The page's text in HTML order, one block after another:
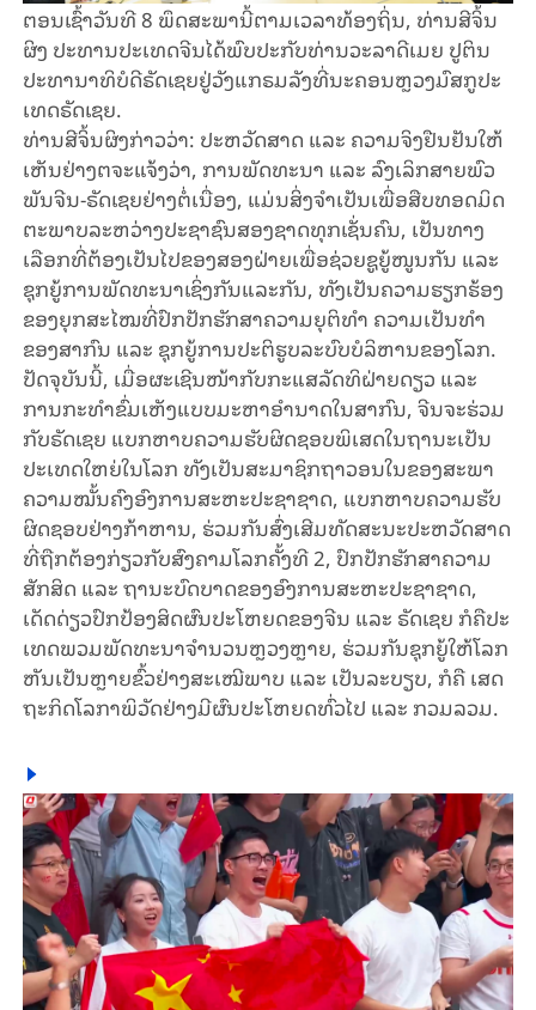
ຕອນ​ເຊົ້າ​ວັນ​ທີ 8 ພຶດ​ສະ​ພາ​ນີ້​ຕາມ​ເວ​ລາ​ທ້ອງ​ຖິ່ນ, ທ່ານ​ສີ​ຈິ້ນ​
ຜິງ ປະ​ທານ​ປະ​ເທດ​ຈີນ​ໄດ້​ພົບ​ປະ​ກັບ​ທ່ານ​ວະ​ລາ​ດີ​ເມຍ ປູ​ຕິນ
ປະ​ທາ​ນາ​ທິ​ບໍ​ດີ​ຣັດ​ເຊຍ​ຢູ່​ວັງ​ແກ​ຣມ​ລັງ​ທີ່ນະ​ຄອນຫຼວງ​ມົ​ສ​ກູ​ປະ​
ເທດ​ຣັດ​ເຊຍ.
ທ່ານ​ສີ​ຈິ້ນ​ຜິງ​ກ່າວ​ວ່າ: ປະ​ຫວັດ​ສາດ ແລະ ຄວາມ​ຈິງ​ຢືນ​ຢັນ​ໃຫ້​
ເຫັນ​ຢ່າງ​​ຕ​ຈະ​ແຈ້ງວ່າ, ການ​ພັດ​ທະ​ນາ ແລະ ລົງ​ເລິກ​ສາ​ຍ​ພົວ​
ພັນ​ຈີນ-ຣັດ​ເຊຍ​ຢ່າງ​ຕໍ່​ເນື່ອງ, ແມ່ນ​ສິ່ງ​ຈຳ​ເປັນ​ເພື່ອ​ສືບ​ທອດ​ມິດ​
ຕະ​ພາບ​ລະ​ຫວ່າງ​ປະ​ຊາ​ຊົນ​ສອງ​ຊາດ​ທຸກ​ເຊັ່ນ​ຄົນ, ເປັນ​ທາງ​
ເລືອກ​ທີ່​ຕ້ອງ​ເປັນ​ໄປ​ຂອງ​ສອງ​ຝ່າຍ​ເພື່ອ​ຊ່ວຍ​ຊູ​ຍູ້​ໜູນ​ກັນ ແລະ
ຊຸກ​ຍູ້​ການ​ພັດ​ທະ​ນາ​ເຊິ່ງ​ກັນ​ແລະ​ກັນ, ​ທັງ​ເປັນ​ຄວາມ​ຮຽກ​ຮ້ອງ​
ຂອງ​ຍຸກ​ສະ​ໄໝ​ທີ່​ປົກ​ປັກ​ຮັກ​ສາ​ຄວາມ​ຍຸ​ຕິ​ທຳ ຄວາມ​ເປັນ​ທຳ​
ຂອງ​ສາ​ກົນ ແລະ ຊຸກ​ຍູ້​ການ​ປະ​ຕິ​ຮູ​ບ​ລະ​ບົບ​ບໍ​ລິ​ຫານ​ຂອງ​ໂລກ.
ປັດ​ຈຸ​ບັນ​ນີ້, ເມື່ອ​ຜະ​ເຊີນ​ໜ້າ​ກັບ​ກະ​ແສ​ລັດ​ທິ​ຝ່າຍ​ດຽວ ແລະ
ການ​ກະ​ທຳ​ຂົ່ມ​ເຫັງ​ແບບ​ມະ​ຫາ​ອຳ​ນາດ​ໃນ​ສາ​ກົນ, ຈີນ​ຈະ​ຮ່ວມ​
ກັບ​ຣັດ​ເຊຍ ແບກ​ຫາບ​ຄວາມ​ຮັບ​ຜິດ​ຊອບ​ພິ​ເສດ​ໃນ​ຖາ​ນະ​ເປັນ​
ປະ​ເທດ​ໃຫຍ່​ໃນ​ໂລກ ທັງ​ເປັນ​ສະ​ມາ​ຊິກ​ຖາ​ວອນ​ໃນ​​ຂອງສະ​ພາ​
ຄວາມ​ໝັ້ນ​ຄົງ​ອົງ​ການ​ສະ​ຫະ​ປະ​ຊາ​ຊາດ, ແບກ​ຫາບ​ຄວາມ​ຮັບ​
ຜິດ​ຊອບ​ຢ່າງ​ກ້າ​ຫານ, ຮ່ວມ​ກັນ​ສົ່ງ​ເສີມ​ທັດ​ສະ​ນະ​ປະ​ຫວັດ​ສາດ​
ທີ່​ຖືກ​ຕ້ອງ​ກ່ຽວ​ກັບ​ສົງ​ຄາມ​ໂລກ​ຄັ້ງ​ທີ 2, ປົກ​ປັກ​ຮັກ​ສາ​ຄວາມ​
ສັກ​ສິດ ແລະ ຖາ​ນະ​ບົດ​ບາດ​ຂອງ​ອົງ​ການ​ສະ​ຫະ​ປະ​ຊາ​ຊາດ,
ເດັດ​ດ່ຽວ​ປົກ​ປ້ອງ​ສິດ​ຜົນ​ປະ​ໂຫຍດ​ຂອງ​ຈີນ ແລະ ຣັດ​ເຊຍ ກໍ​ຄື​ປະ​
ເທດ​ພວມ​ພັ​ດ​ທະ​ນາ​ຈຳ​ນວນຫຼວງຫຼາຍ​, ຮ່ວມ​ກັນ​ຊຸກ​ຍູ້​​ໃຫ້​ໂລກ​
ຫັນ​ເປັນຫຼາຍ​ຂົ້ວ​ຢ່າງ​ສະ​ເໝີ​ພາບ ແລະ ເປັນ​ລະ​ບຽບ, ກໍ​ຄື ເສດ​
ຖະ​ກິດ​ໂລ​ກາ​ພິ​ວັດ​ຢ່າງ​ມີ​ຜົນ​ປະ​ໂຫຍ​ດ​ທົ່ວ​ໄປ ແລະ ກວມ​ລວມ.